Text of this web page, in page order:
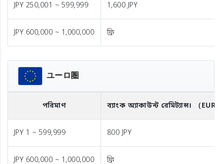
JPY 250,001 ~ 599,999 1,600 JPY
JPY 600,000 ~ 1,000,000 ফ্রি
ユーロ圏
পরিমাণ ব্যাংক অ্যাকাউন্ট রেমিট্যান্স। （EUR
JPY 1 ~ 599,999 800 JPY
JPY 600,000 ~ 1,000,000 ফ্রি